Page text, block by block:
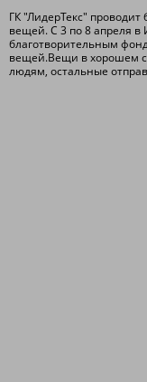
ГК "ЛидерТекс" проводит
вещей. С 3 по 8 апреля в
благотворительным
вещей.Вещи в хорошем
людям, остальные